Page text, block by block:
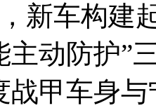
车构建
主动防护”
战甲车身